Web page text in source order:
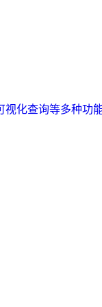
化查询等多种功